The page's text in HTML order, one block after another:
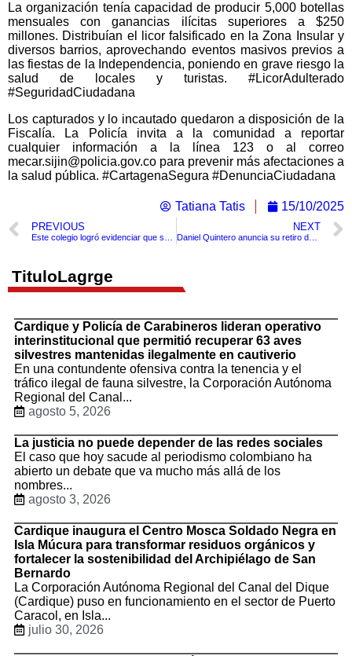
La organización tenía capacidad de producir 5,000 botellas
mensuales con ganancias ilícitas superiores a $250
millones. Distribuían el licor falsificado en la Zona Insular y
diversos barrios, aprovechando eventos masivos previos a
las fiestas de la Independencia, poniendo en grave riesgo la
salud de locales y turistas. #LicorAdulterado
#SeguridadCiudadana
Los capturados y lo incautado quedaron a disposición de la
Fiscalía. La Policía invita a la comunidad a reportar
cualquier información a la línea 123 o al correo
mecar.sijin@policia.gov.co para prevenir más afectaciones a
la salud pública. #CartagenaSegura #DenunciaCiudadana
Tatiana Tatis 15/10/2025
PREVIOUS NEXT
Daniel Quintero anuncia su retiro de la consulta del Pacto Histórico prevista para el 26 de octubre
TituloLagrge
Cardique y Policía de Carabineros lideran operativo
interinstitucional que permitió recuperar 63 aves
silvestres mantenidas ilegalmente en cautiverio
En una contundente ofensiva contra la tenencia y el
tráfico ilegal de fauna silvestre, la Corporación Autónoma
Regional del Canal...
agosto 5, 2026
La justicia no puede depender de las redes sociales
El caso que hoy sacude al periodismo colombiano ha
abierto un debate que va mucho más allá de los
nombres...
agosto 3, 2026
Cardique inaugura el Centro Mosca Soldado Negra en
Isla Múcura para transformar residuos orgánicos y
fortalecer la sostenibilidad del Archipiélago de San
Bernardo
La Corporación Autónoma Regional del Canal del Dique
(Cardique) puso en funcionamiento en el sector de Puerto
Caracol, en Isla...
julio 30, 2026